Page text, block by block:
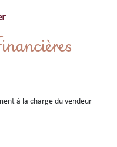
à la charge du vendeur